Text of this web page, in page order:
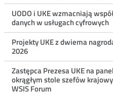
UODO i UKE wzmacniają
danych w usługach cyfrowych
Projekty UKE z dwiema
2026
Zastępca Prezesa UKE na
okrągłym stole szefów
WSIS Forum